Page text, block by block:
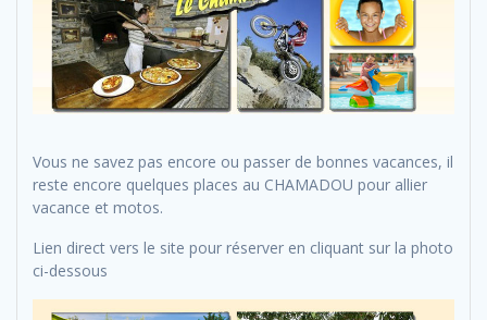
Vous ne savez pas encore ou passer de bonnes vacances, il
reste encore quelques places au CHAMADOU pour allier
vacance et motos.
Lien direct vers le site pour réserver en cliquant sur la photo
ci-dessous